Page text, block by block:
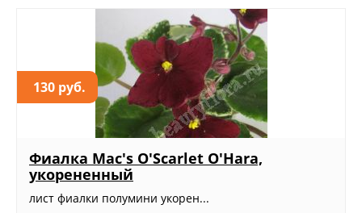
130 руб.
Фиалка Mac's O'Scarlet O'Hara,
укорененный
лист фиалки полумини укорен...